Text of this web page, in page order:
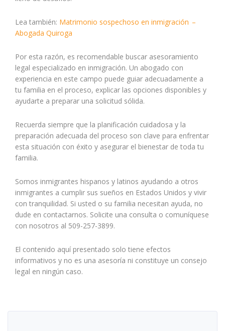
Lea también: Matrimonio sospechoso en inmigración –
Abogada Quiroga
Por esta razón, es recomendable buscar asesoramiento
legal especializado en inmigración. Un abogado con
experiencia en este campo puede guiar adecuadamente a
tu familia en el proceso, explicar las opciones disponibles y
ayudarte a preparar una solicitud sólida.
Recuerda siempre que la planificación cuidadosa y la
preparación adecuada del proceso son clave para enfrentar
esta situación con éxito y asegurar el bienestar de toda tu
familia.
Somos inmigrantes hispanos y latinos ayudando a otros
inmigrantes a cumplir sus sueños en Estados Unidos y vivir
con tranquilidad. Si usted o su familia necesitan ayuda, no
dude en contactarnos. Solicite una consulta o comuníquese
con nosotros al 509-257-3899.
El contenido aquí presentado solo tiene efectos
informativos y no es una asesoría ni constituye un consejo
legal en ningún caso.